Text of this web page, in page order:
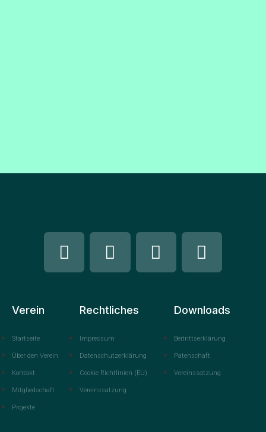
Verein
Startseite
Über den Verein
Kontakt
Mitgliedschaft
Projekte
Rechtliches
Impressum
Datenschutzerklärung
Cookie Richtlinien (EU)
Vereinssatzung
Downloads
Beitrittserklärung
Patenschaft
Vereinssatzung